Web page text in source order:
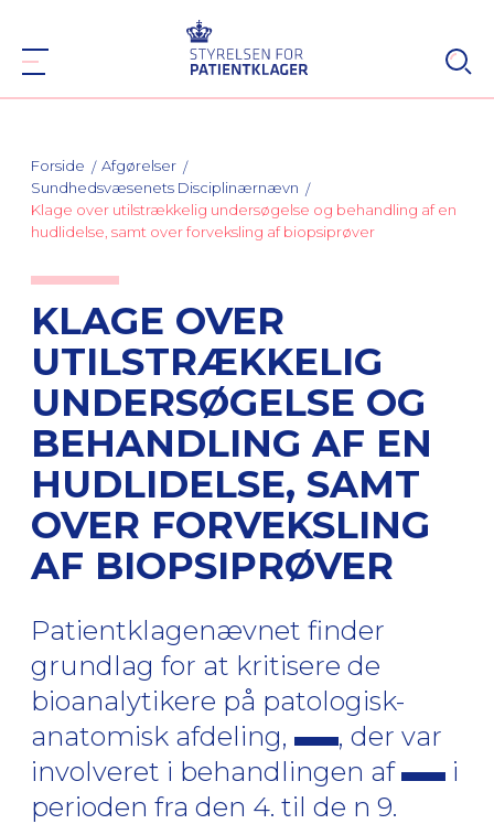
Forside
Afgørelser
Sundhedsvæsenets Disciplinærnævn
Klage over utilstrækkelig undersøgelse og behandling af en
hudlidelse, samt over forveksling af biopsiprøver
KLAGE OVER
UTILSTRÆKKELIG
UNDERSØGELSE OG
BEHANDLING AF EN
HUDLIDELSE, SAMT
OVER FORVEKSLING
AF BIOPSIPRØVER
Patientklagenævnet finder
grundlag for at kritisere de
bioanalytikere på patologisk-
anatomisk afdeling,
, der var
involveret i behandlingen af
i
perioden fra den 4. til de n 9.